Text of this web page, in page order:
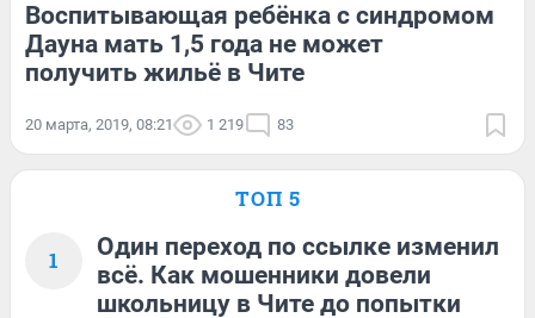
Воспитывающая ребёнка с синдромом
Дауна мать 1,5 года не может
получить жильё в Чите
20 марта, 2019, 08:21 1 219 83
ТОП 5
1
Один переход по ссылке изменил
всё. Как мошенники довели
школьницу в Чите до попытки